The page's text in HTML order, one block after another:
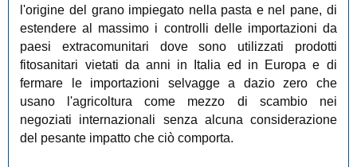
l'origine del grano impiegato nella pasta e nel pane, di
estendere al massimo i controlli delle importazioni da
paesi extracomunitari dove sono utilizzati prodotti
fitosanitari vietati da anni in Italia ed in Europa e di
fermare le importazioni selvagge a dazio zero che
usano l'agricoltura come mezzo di scambio nei
negoziati internazionali senza alcuna considerazione
del pesante impatto che ciò comporta.